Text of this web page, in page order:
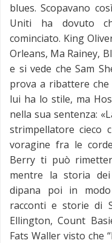
blues. Scopavano
Uniti ha dovuto
cominciato. King
Orleans, Ma Rainey,
e si vede che Sam
prova a ribattere che
lui ha lo stile, ma
nella sua sentenza:
strimpellatore cieco
voragine fra le
Berry ti può
mentre la storia
dipana poi in
racconti e storie di
Ellington, Count
Fats Waller visto che